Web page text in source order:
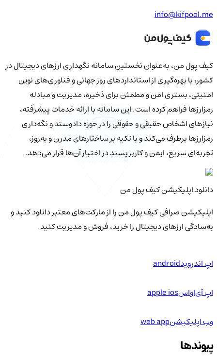
info@kifpool.me
کیف‌ پول من، به‌عنوان نخستین سامانه نگهداری ارزهای دیجیتال در
کشور، با بهره‌گیری از استانداردهای روز جهانی و فناوری‌های نوین
امنیتی، بستری امن و مطمئن برای ذخیره، مدیریت و مبادله
رمزارزها فراهم کرده است. این سامانه با ارائه خدمات پیشرفته،
نیازهای اشخاص حقیقی و حقوقی را در حوزه دادوستد و نگه‌داری
رمزارزها برطرف می‌کند و با تکیه بر ساختارهای مدرن و به‌روز،
تجربه‌ای سریع، ایمن و کاربرپسند در اختیار آن‌ها قرار می‌دهد.
دانلود اپلیکیشن کیف‌ پول من
اپلیکیشن صرافی کیف پول من را از مارکت‌های معتبر دانلود کنید و
به‌سادگی ارزهای دیجیتال را خرید، فروش و مدیریت کنید.
اپ اندرویدandroid
اپ آی‌او‌اسapple ios
وب اپلیکیشنweb app
پیوندها